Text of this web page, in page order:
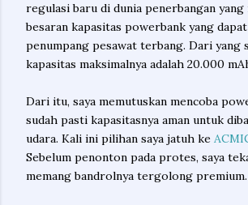
regulasi baru di dunia penerbangan yang
besaran kapasitas powerbank yang
penumpang pesawat terbang. Dari yang
kapasitas maksimalnya adalah 20.000
Dari itu, saya memutuskan mencoba
sudah pasti kapasitasnya aman untuk
udara. Kali ini pilihan saya jatuh ke
Sebelum penonton pada protes, saya
memang bandrolnya tergolong premium.